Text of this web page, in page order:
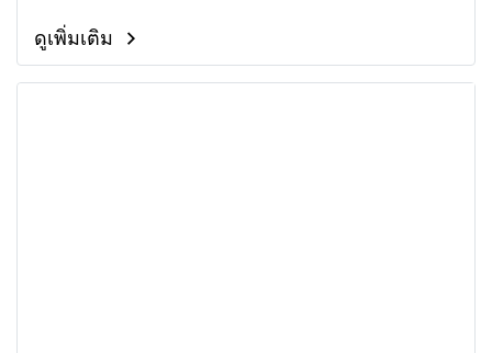
ดูเพิ่มเติม